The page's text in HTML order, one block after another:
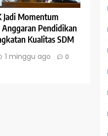
Jadi Momentum
Pendidikan
Kualitas SDM
1 minggu ago 0